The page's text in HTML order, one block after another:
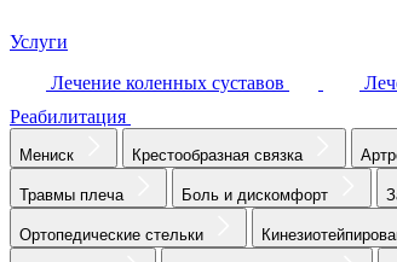
Услуги
Лечение коленных суставов
Реабилитация
Мениск Крестообразная связка
Травмы плеча Боль и дискомфорт
Ортопедические стельки